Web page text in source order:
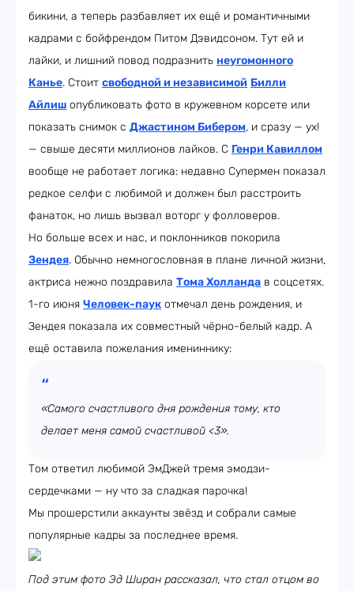
бикини, а теперь разбавляет их ещё и романтичными
кадрами с бойфрендом Питом Дэвидсоном. Тут ей и
лайки, и лишний повод подразнить неугомонного
Канье. Стоит свободной и независимой Билли
Айлиш опубликовать фото в кружевном корсете или
показать снимок с Джастином Бибером, и сразу — ух!
— свыше десяти миллионов лайков. С Генри Кавиллом
вообще не работает логика: недавно Супермен показал
редкое селфи с любимой и должен был расстроить
фанаток, но лишь вызвал воторг у фолловеров.
Но больше всех и нас, и поклонников покорила
Зендея. Обычно немногословная в плане личной жизни,
актриса нежно поздравила Тома Холланда в соцсетях.
1-го июня Человек-паук отмечал день рождения, и
Зендея показала их совместный чёрно-белый кадр. А
ещё оставила пожелания имениннику:
«Самого счастливого дня рождения тому, кто
делает меня самой счастливой <3».
Том ответил любимой ЭмДжей тремя эмодзи-
сердечками — ну что за сладкая парочка!
Мы прошерстили аккаунты звёзд и собрали самые
популярные кадры за последнее время.
Под этим фото Эд Ширан рассказал, что стал отцом во